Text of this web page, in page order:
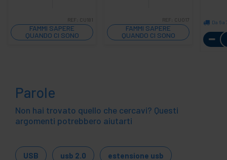
REF: CU181
FAMMI SAPERE
QUANDO CI SONO
SCORTE
REF: CU017
FAMMI SAPERE
QUANDO CI SONO
SCORTE
Da 6
Parole
Non hai trovato quello che cercavi? Questi
argomenti potrebbero aiutarti
USB usb 2.0 estensione usb